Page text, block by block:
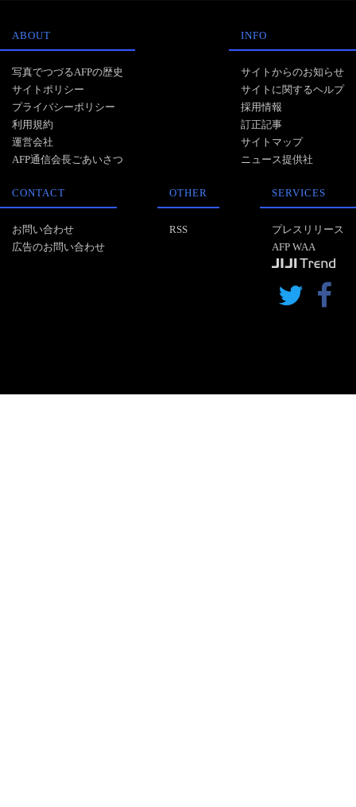
ABOUT
写真でつづるAFPの歴史
サイトポリシー
プライバシーポリシー
利用規約
運営会社
AFP通信会長ごあいさつ
INFO
サイトからのお知らせ
サイトに関するヘルプ
採用情報
訂正記事
サイトマップ
ニュース提供社
CONTACT
お問い合わせ
広告のお問い合わせ
OTHER
RSS
SERVICES
プレスリリース
AFP WAA